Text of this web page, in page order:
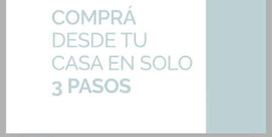
Son: 1.62 mts
55.51
Revestimiento Blanco Decorado
Rectificado 30X90...
Art: VIBRA-LIGHT-AC-REV|1.62mts2
U$S
-